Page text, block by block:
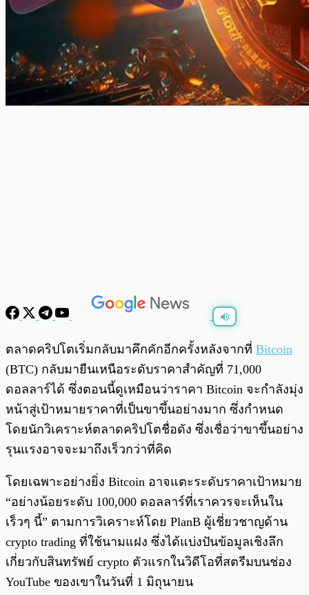
พร้อมเล่น 0:00/
ตลาดคริปโตเริ่มกลับมาคึกคักอีกครั้งหลังจากที่ Bitcoin
(BTC) กลับมายืนเหนือระดับราคาสำคัญที่ 71,000
ดอลลาร์ได้ ซึ่งตอนนี้ดูเหมือนว่าราคา Bitcoin จะกำลังมุ่ง
หน้าสู่เป้าหมายราคาที่เป็นขาขึ้นอย่างมาก ซึ่งกำหนด
โดยนักวิเคราะห์ตลาดคริปโตชื่อดัง ซึ่งเชื่อว่าขาขึ้นอย่าง
รุนแรงอาจจะมาถึงเร็วกว่าที่คิด
โดยเฉพาะอย่างยิ่ง Bitcoin อาจแตะระดับราคาเป้าหมาย
“อย่างน้อยระดับ 100,000 ดอลลาร์ที่เราควรจะเห็นใน
เร็วๆ นี้” ตามการวิเคราะห์โดย PlanB ผู้เชี่ยวชาญด้าน
crypto trading ที่ใช้นามแฝง ซึ่งได้แบ่งปันข้อมูลเชิงลึก
เกี่ยวกับสินทรัพย์ crypto ตัวแรกในวิดีโอที่สตรีมบนช่อง
YouTube ของเขาในวันที่ 1 มิถุนายน